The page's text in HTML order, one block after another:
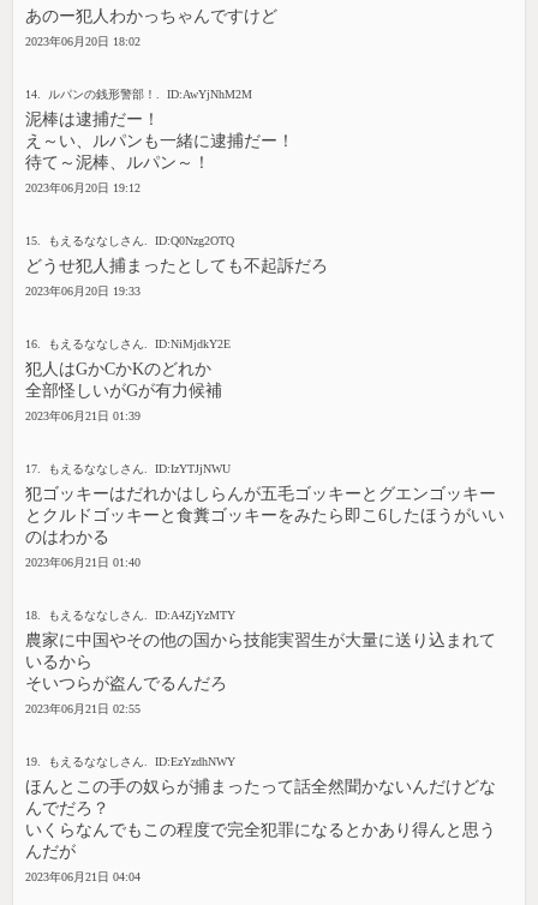
あのー犯人わかっちゃんですけど
2023年06月20日 18:02
14. ルパンの銭形警部！. ID:AwYjNhM2M
泥棒は逮捕だー！
え～い、ルパンも一緒に逮捕だー！
待て～泥棒、ルパン～！
2023年06月20日 19:12
15. もえるななしさん. ID:Q0Nzg2OTQ
どうせ犯人捕まったとしても不起訴だろ
2023年06月20日 19:33
16. もえるななしさん. ID:NiMjdkY2E
犯人はGかCかKのどれか
全部怪しいがGが有力候補
2023年06月21日 01:39
17. もえるななしさん. ID:IzYTJjNWU
犯ゴッキーはだれかはしらんが五毛ゴッキーとグエンゴッキー
とクルドゴッキーと食糞ゴッキーをみたら即こ6したほうがいい
のはわかる
2023年06月21日 01:40
18. もえるななしさん. ID:A4ZjYzMTY
農家に中国やその他の国から技能実習生が大量に送り込まれて
いるから
そいつらが盗んでるんだろ
2023年06月21日 02:55
19. もえるななしさん. ID:EzYzdhNWY
ほんとこの手の奴らが捕まったって話全然聞かないんだけどな
んでだろ？
いくらなんでもこの程度で完全犯罪になるとかあり得んと思う
んだが
2023年06月21日 04:04